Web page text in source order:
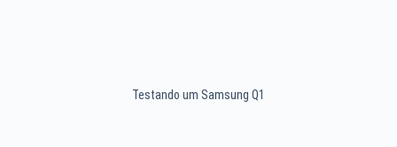
Testando um Samsung Q1